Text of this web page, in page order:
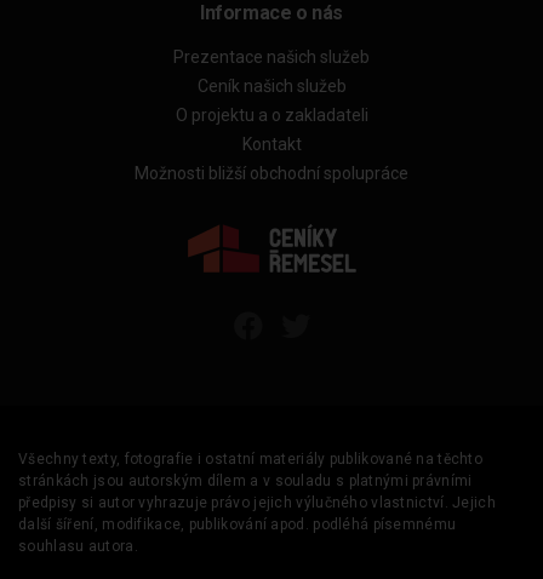
Informace o nás
Prezentace našich služeb
Ceník našich služeb
O projektu a o zakladateli
Kontakt
Možnosti bližší obchodní spolupráce
Všechny texty, fotografie i ostatní materiály publikované na těchto
stránkách jsou autorským dílem a v souladu s platnými právními
předpisy si autor vyhrazuje právo jejich výlučného vlastnictví. Jejich
další šíření, modifikace, publikování apod. podléhá písemnému
souhlasu autora.